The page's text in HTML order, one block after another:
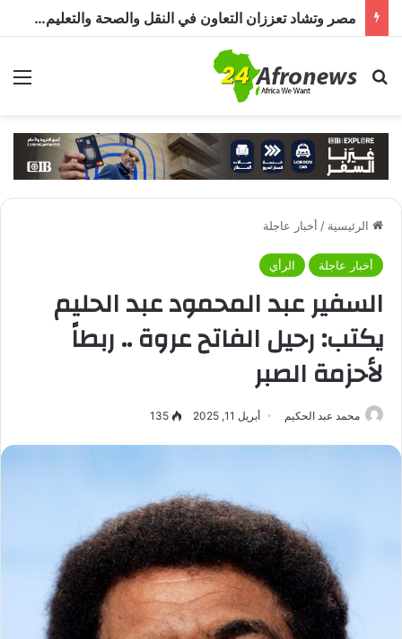
مصر وتشاد تعززان التعاون في النقل والصحة والتعليم والاستثمار خلال الدورة الرابعة للجنة المشتركة
بحث عن
الرئيسية / أخبار عاجلة
أخبار عاجلة الرأي
السفير عبد المحمود عبد الحليم
يكتب: رحيل الفاتح عروة .. ربطاً
لأحزمة الصبر
محمد عبد الحكيم أبريل 11, 2025 135